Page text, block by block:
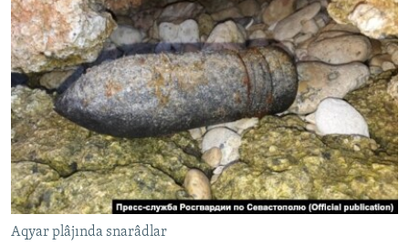
VİDEO
SÜRET
BLOGLAR
FİKİR
Русский
Українською
QOŞULIÑIZ!
Aqyar plâjında snarâdlar